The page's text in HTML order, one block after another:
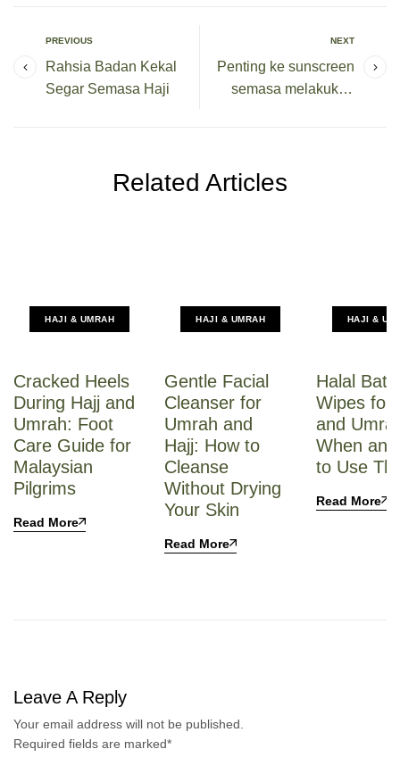
PREVIOUS
Rahsia Badan Kekal
Segar Semasa Haji
NEXT
Penting ke sunscreen
semasa melakukan
Related Articles
HAJI & UMRAH
Cracked Heels
During Hajj and
Umrah: Foot
Care Guide for
Malaysian
Pilgrims
Read More
HAJI & UMRAH
Gentle Facial
Cleanser for
Umrah and
Hajj: How to
Cleanse
Without Drying
Your Skin
Read More
HAJI &
Halal Bath
Wipes for
and
When
to Use
Read More
Leave A Reply
Your email address will not be published.
Required fields are marked*